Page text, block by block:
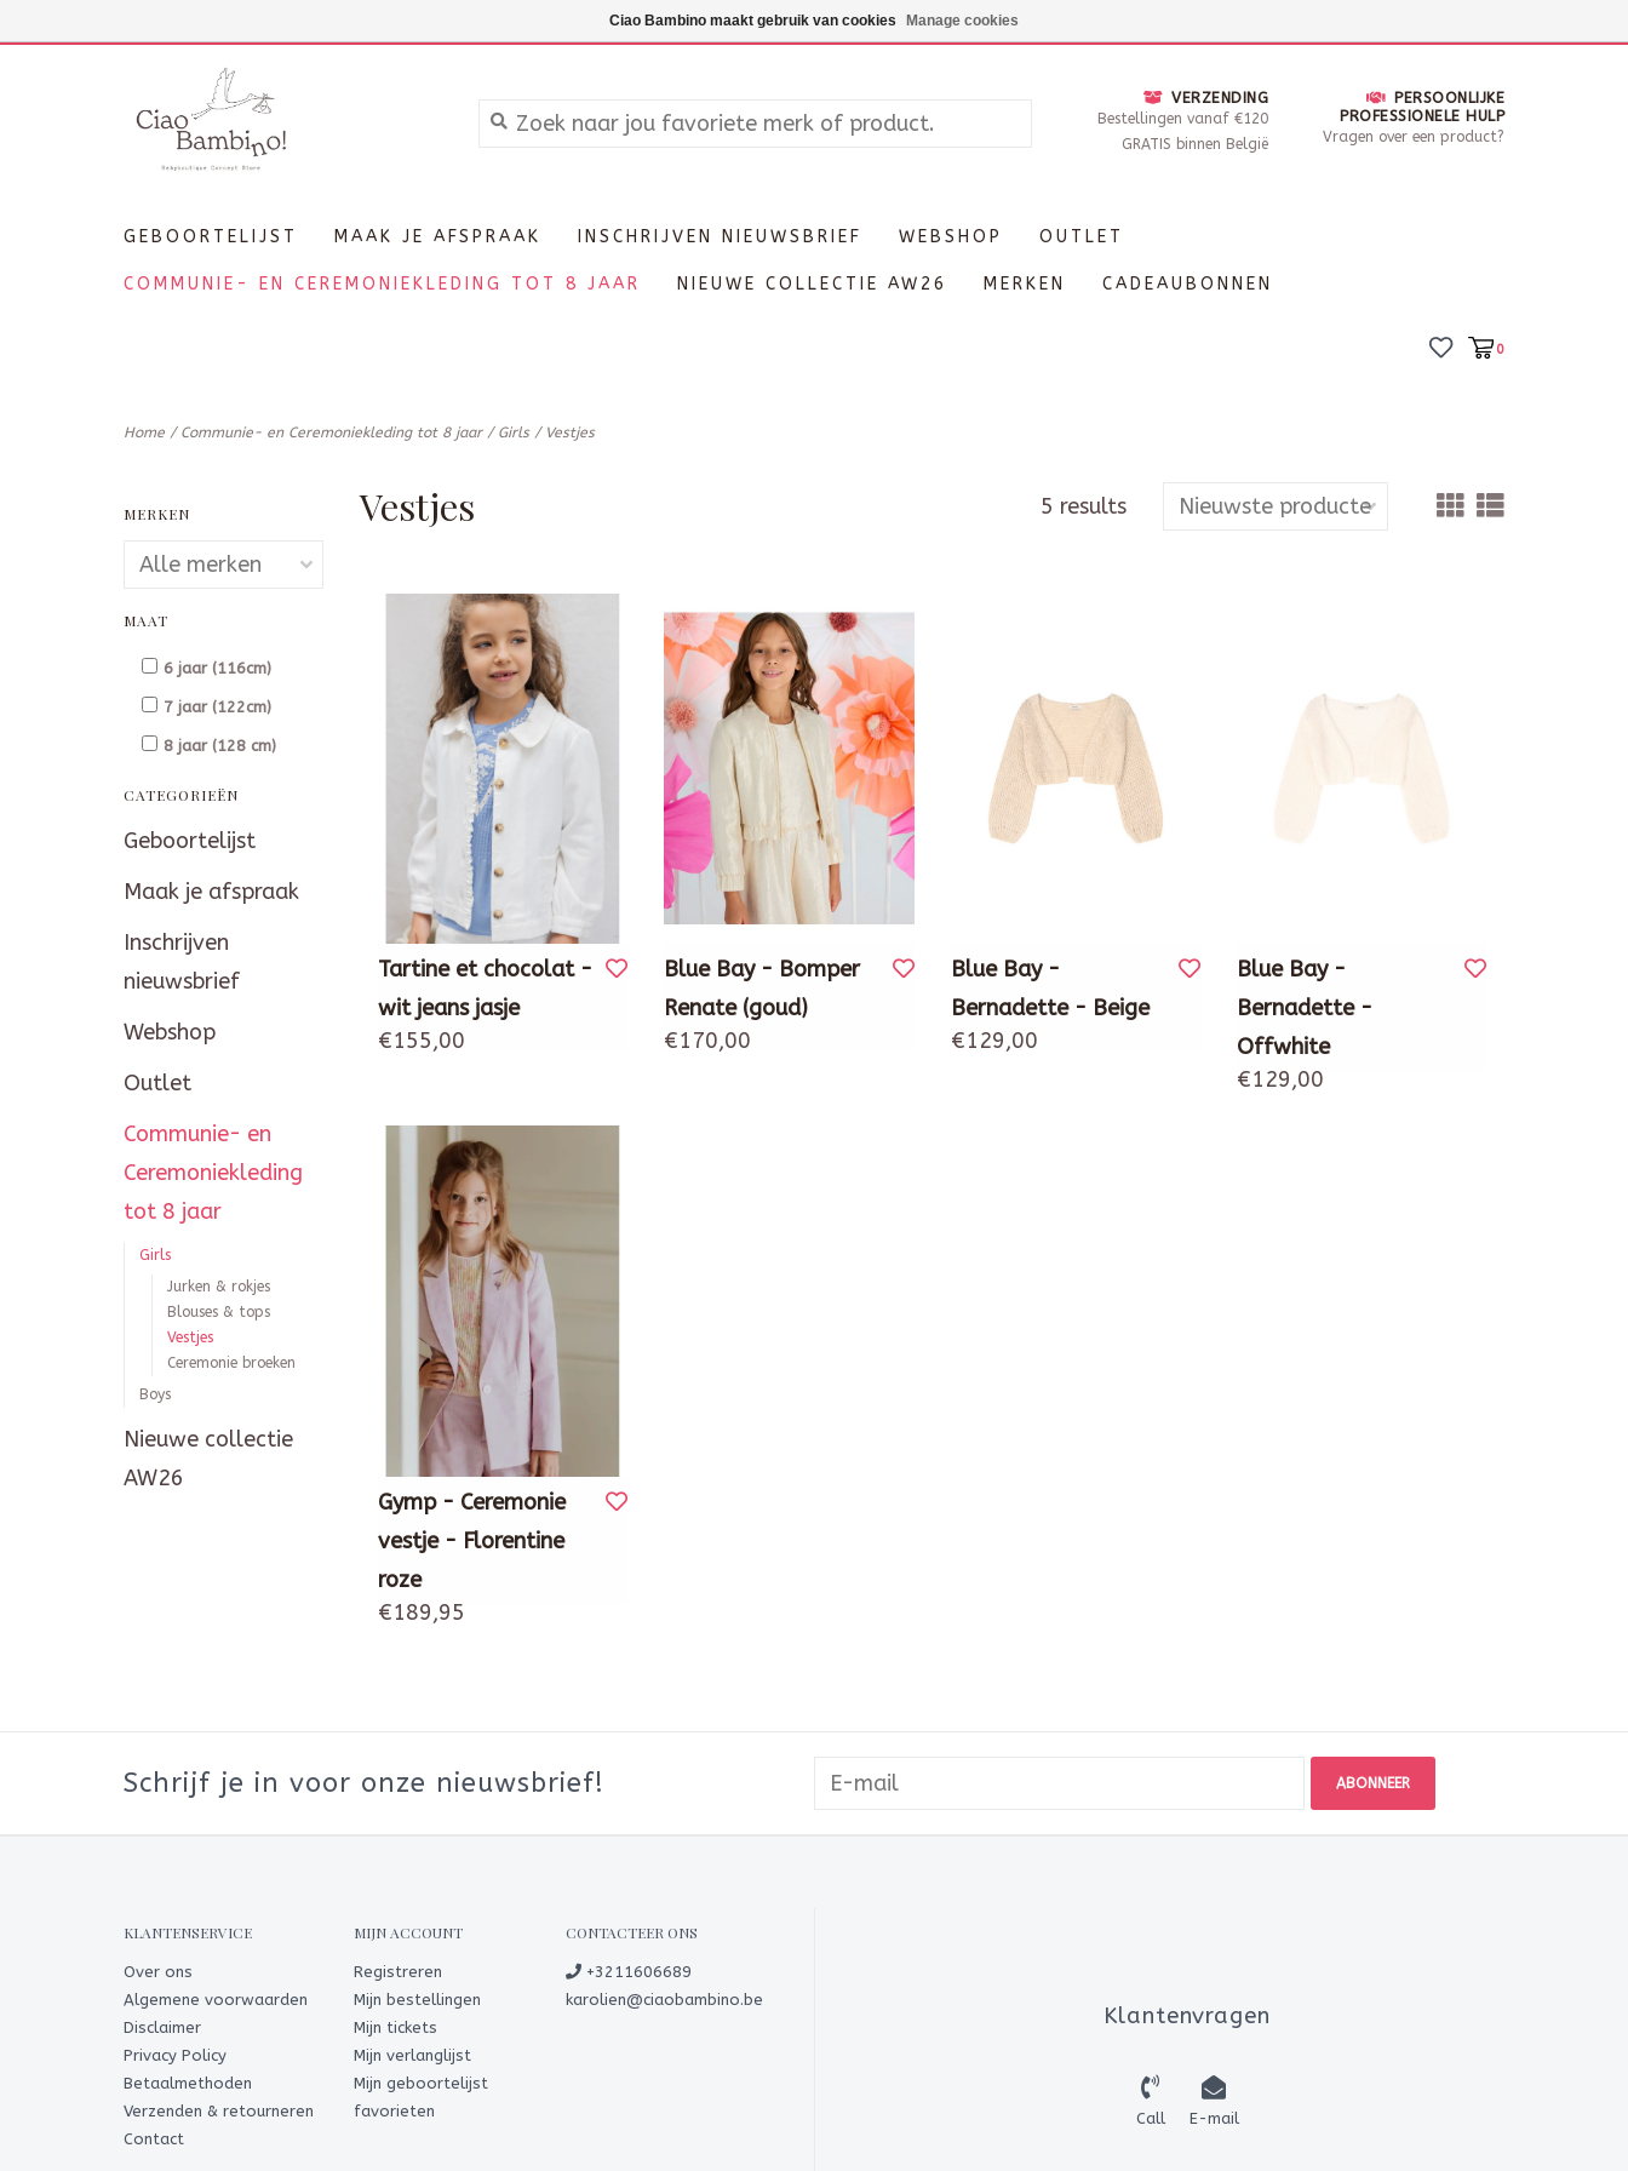
Maandag enkel op afspraak, Dinsdag - Zaterdag open van 10 - 17u30
VERZENDING
Bestellingen vanaf €120
GRATIS binnen België
PERSOONLIJKE
PROFESSIONELE HULP
Vragen over een product?
GEBOORTELIJST MAAK JE AFSPRAAK INSCHRIJVEN NIEUWSBRIEF WEBSHOP OUTLET
COMMUNIE- EN CEREMONIEKLEDING TOT 8 JAAR NIEUWE COLLECTIE AW26 MERKEN CADEAUBONNEN
0
Home / Communie- en Ceremoniekleding tot 8 jaar/ Girls/ Vestjes
MERKEN
MAAT
6 jaar (116cm)
7 jaar (122cm)
8 jaar (128 cm)
CATEGORIEËN
Geboortelijst
Maak je afspraak
Inschrijven
nieuwsbrief
Webshop
Outlet
Communie- en
Ceremoniekleding
tot 8 jaar
Girls
Jurken & rokjes
Blouses & tops
Vestjes
Ceremonie broeken
Boys
Nieuwe collectie
AW26
Vestjes 5 results
Tartine et chocolat -
wit jeans jasje
€155,00
Blue Bay - Bomper
Renate (goud)
€170,00
Blue Bay -
Bernadette - Beige
€129,00
Blue Bay -
Bernadette -
Offwhite
€129,00
Gymp - Ceremonie
vestje - Florentine
roze
€189,95
Schrijf je in voor onze nieuwsbrief! ABONNEER
KLANTENSERVICE
Over ons
Algemene voorwaarden
Disclaimer
Privacy Policy
Betaalmethoden
Verzenden & retourneren
Contact
MIJN ACCOUNT
Registreren
Mijn bestellingen
Mijn tickets
Mijn verlanglijst
Mijn geboortelijst
favorieten
CONTACTEER ONS
+3211606689
karolien@ciaobambino.be
Klantenvragen
Call E-mail
Ciao Bambino maakt gebruik van cookies Manage cookies